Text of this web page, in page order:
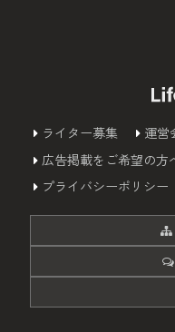
ライター募集 運営
広告掲載をご希望の方
プライバシーポリシー